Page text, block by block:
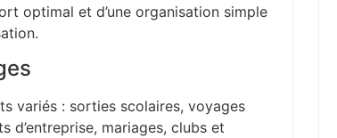
optimal et d’une organisation simple
variés : sorties scolaires, voyages
d’entreprise, mariages, clubs et